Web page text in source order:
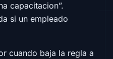
capacitacion”.
si un empleado
cuando baja la regla a